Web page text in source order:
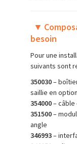
▼
besoin
Pour une
suivants sont
350030–
saillie en option
354000– câble
351500–
angle
346993–